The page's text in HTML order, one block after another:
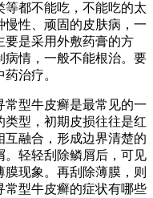
等都不能吃，不能吃的太
慢性、顽固的皮肤病，一
要是采用外敷药膏的方
病情，一般不能根治。要
治疗。
型牛皮癣是最常见的一
型，初期皮损往往是红
融合，形成边界清楚的
。轻轻刮除鳞屑后，可见
现象。再刮除薄膜，则
常型牛皮癣的症状有哪些